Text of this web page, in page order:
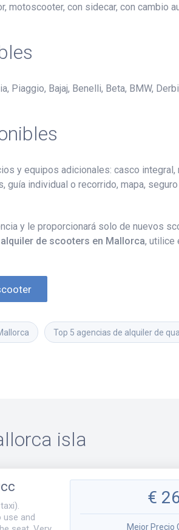
con sidecar, con cambio
Bajaj, Benelli, Beta, BMW,
y equipos adicionales: casco integral,
individual o recorrido, mapa,
y le proporcionará solo de nuevos
alquiler de scooters en Mallorca, utilice
Top 5 agencias de alquiler de
isla
and
€
Mejor Precio